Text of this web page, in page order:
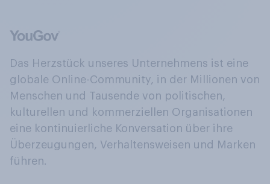
Das Herzstück unseres Unternehmens ist eine
globale Online-Community, in der Millionen von
Menschen und Tausende von politischen,
kulturellen und kommerziellen Organisationen
eine kontinuierliche Konversation über ihre
Überzeugungen, Verhaltensweisen und Marken
führen.